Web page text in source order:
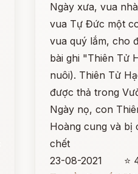
Ngày xưa, vua
vua Tự Đức một
vua quý lắm, cho
bài ghi "Thiên Tử
nuôi). Thiên Tử
được thả trong
Ngày nọ, con
Hoàng cung và bị
chết
23-08-2021
⭐